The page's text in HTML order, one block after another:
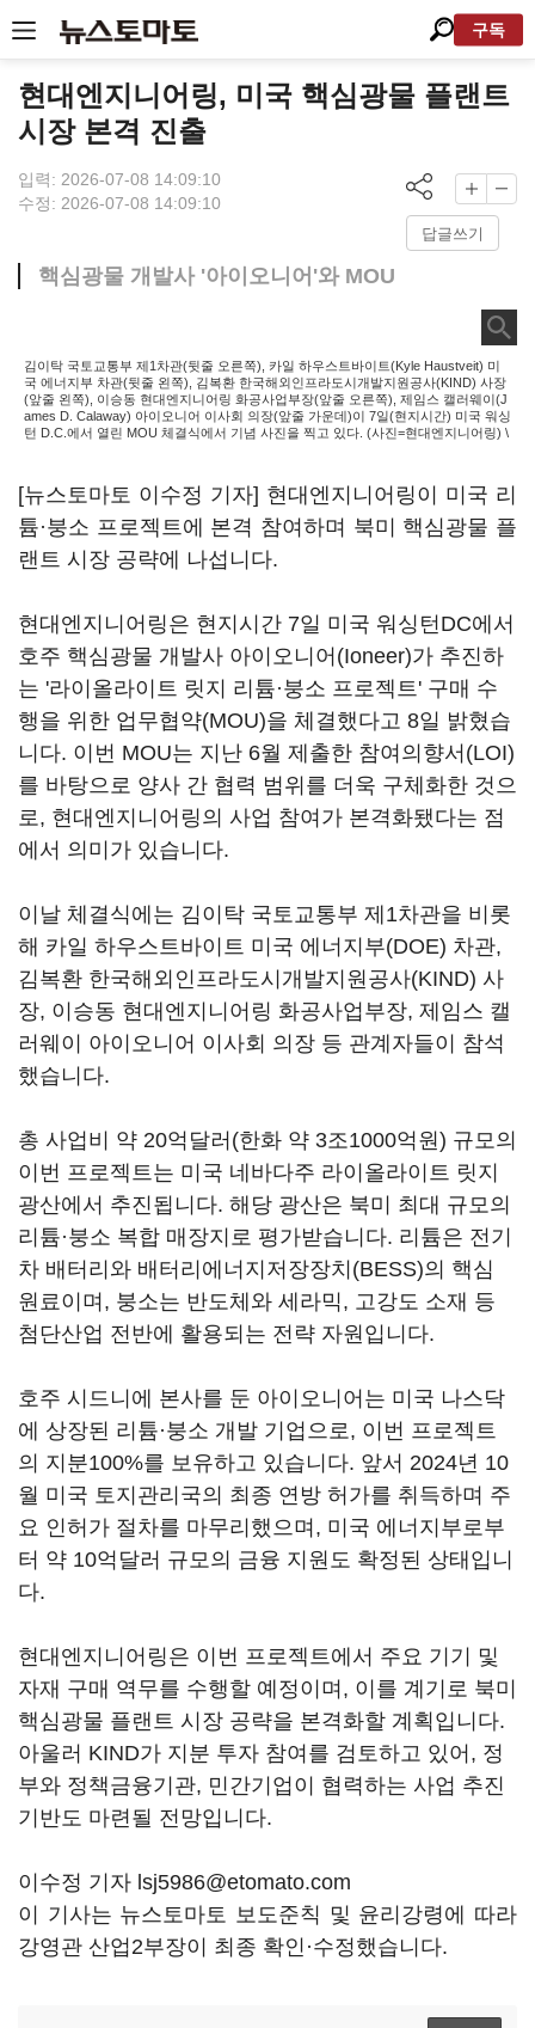
구독
현대엔지니어링, 미국 핵심광물 플랜트
시장 본격 진출
입력: 2026-07-08 14:09:10
수정: 2026-07-08 14:09:10
답글쓰기
핵심광물 개발사 '아이오니어'와 MOU
김이탁 국토교통부 제1차관(뒷줄 오른쪽), 카일 하우스트바이트(Kyle Haustveit) 미
국 에너지부 차관(뒷줄 왼쪽), 김복환 한국해외인프라도시개발지원공사(KIND) 사장
(앞줄 왼쪽), 이승동 현대엔지니어링 화공사업부장(앞줄 오른쪽), 제임스 캘러웨이(J
ames D. Calaway) 아이오니어 이사회 의장(앞줄 가운데)이 7일(현지시간) 미국 워싱
턴 D.C.에서 열린 MOU 체결식에서 기념 사진을 찍고 있다. (사진=현대엔지니어링) \
[뉴스토마토 이수정 기자] 현대엔지니어링이 미국 리
튬·붕소 프로젝트에 본격 참여하며 북미 핵심광물 플
랜트 시장 공략에 나섭니다.
현대엔지니어링은 현지시간 7일 미국 워싱턴DC에서
호주 핵심광물 개발사 아이오니어(Ioneer)가 추진하
는 '라이올라이트 릿지 리튬·붕소 프로젝트' 구매 수
행을 위한 업무협약(MOU)을 체결했다고 8일 밝혔습
니다. 이번 MOU는 지난 6월 제출한 참여의향서(LOI)
를 바탕으로 양사 간 협력 범위를 더욱 구체화한 것으
로, 현대엔지니어링의 사업 참여가 본격화됐다는 점
에서 의미가 있습니다.
이날 체결식에는 김이탁 국토교통부 제1차관을 비롯
해 카일 하우스트바이트 미국 에너지부(DOE) 차관,
김복환 한국해외인프라도시개발지원공사(KIND) 사
장, 이승동 현대엔지니어링 화공사업부장, 제임스 캘
러웨이 아이오니어 이사회 의장 등 관계자들이 참석
했습니다.
총 사업비 약 20억달러(한화 약 3조1000억원) 규모의
이번 프로젝트는 미국 네바다주 라이올라이트 릿지
광산에서 추진됩니다. 해당 광산은 북미 최대 규모의
리튬·붕소 복합 매장지로 평가받습니다. 리튬은 전기
차 배터리와 배터리에너지저장장치(BESS)의 핵심
원료이며, 붕소는 반도체와 세라믹, 고강도 소재 등
첨단산업 전반에 활용되는 전략 자원입니다.
호주 시드니에 본사를 둔 아이오니어는 미국 나스닥
에 상장된 리튬·붕소 개발 기업으로, 이번 프로젝트
의 지분100%를 보유하고 있습니다. 앞서 2024년 10
월 미국 토지관리국의 최종 연방 허가를 취득하며 주
요 인허가 절차를 마무리했으며, 미국 에너지부로부
터 약 10억달러 규모의 금융 지원도 확정된 상태입니
다.
현대엔지니어링은 이번 프로젝트에서 주요 기기 및
자재 구매 역무를 수행할 예정이며, 이를 계기로 북미
핵심광물 플랜트 시장 공략을 본격화할 계획입니다.
아울러 KIND가 지분 투자 참여를 검토하고 있어, 정
부와 정책금융기관, 민간기업이 협력하는 사업 추진
기반도 마련될 전망입니다.
이수정 기자 lsj5986@etomato.com
이 기사는 뉴스토마토 보도준칙 및 윤리강령에 따라
강영관 산업2부장이 최종 확인·수정했습니다.